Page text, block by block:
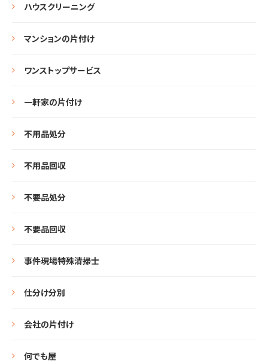
ハウスクリーニング
マンションの片付け
ワンストップサービス
一軒家の片付け
不用品処分
不用品回収
不要品処分
不要品回収
事件現場特殊清掃士
仕分け分別
会社の片付け
何でも屋